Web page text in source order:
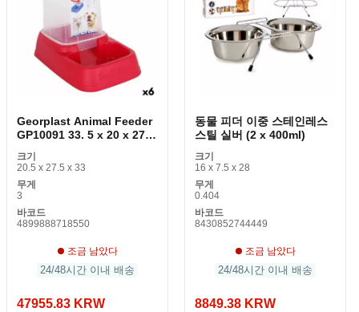
Georplast Animal Feeder
GP10091 33. 5 x 20 x 27.
크기
20.5 x 27.5 x 33
무게
3
바코드
4899888718550
조금 남았다
24/48시간 이내 배송
47955.83 KRW
동물 피더 이중 스테인레스
스틸 실버 (2 x 400ml)
크기
16 x 7.5 x 28
무게
0.404
바코드
8430852744449
조금 남았다
24/48시간 이내 배송
8849.38 KRW